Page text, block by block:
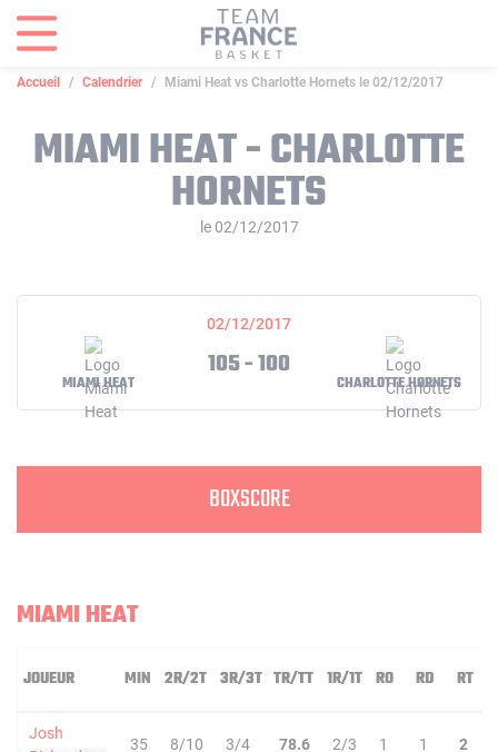
Accueil Calendrier Miami Heat vs Charlotte Hornets le 02/12/2017
MIAMI HEAT - CHARLOTTE
HORNETS
le 02/12/2017
02/12/2017
MIAMI HEAT
105 - 100
CHARLOTTE HORNETS
BOXSCORE
MIAMI HEAT
JOUEUR MIN 2R/2T 3R/3T TR/TT 1R/1T RO RD RT
Josh
35 8/10 3/4 78.6 2/3 1 1 2
Panneau de gestion des cookies